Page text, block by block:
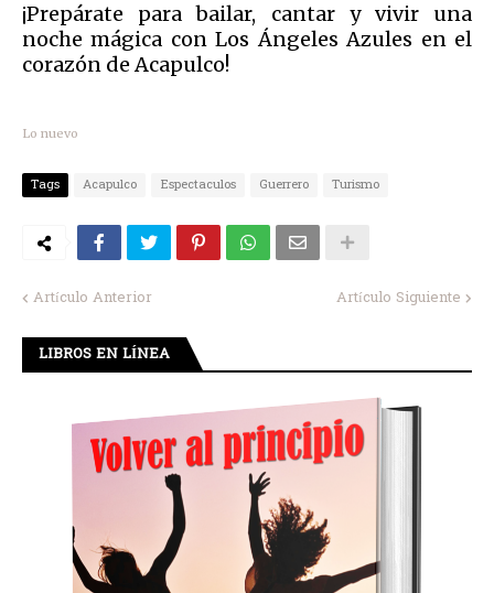
¡Prepárate para bailar, cantar y vivir una
noche mágica con Los Ángeles Azules en el
corazón de Acapulco!
Lo nuevo
Tags Acapulco Espectaculos Guerrero Turismo
Artículo Anterior Artículo Siguiente
LIBROS EN LÍNEA